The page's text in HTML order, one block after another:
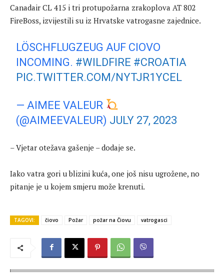
Canadair CL 415 i tri protupožarna zrakoplova AT 802
FireBoss, izvijestili su iz Hrvatske vatrogasne zajednice.
LÖSCHFLUGZEUG AUF CIOVO
INCOMING. #WILDFIRE #CROATIA
PIC.TWITTER.COM/NYTJR1YCEL
— AIMEE VALEUR
(@AIMEEVALEUR) JULY 27, 2023
– Vjetar otežava gašenje – dodaje se.
Iako vatra gori u blizini kuća, one još nisu ugrožene, no
pitanje je u kojem smjeru može krenuti.
TAGOVI: čiovo Požar požar na Čiovu vatrogasci